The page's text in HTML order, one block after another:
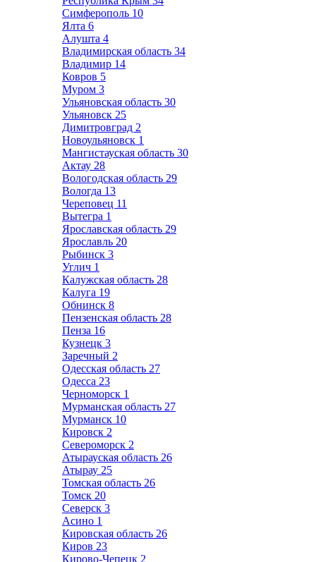
Симферополь 10
Ялта 6
Алушта 4
Владимирская область 34
Владимир 14
Ковров 5
Муром 3
Ульяновская область 30
Ульяновск 25
Димитровград 2
Новоульяновск 1
Мангистауская область 30
Актау 28
Вологодская область 29
Вологда 13
Череповец 11
Вытегра 1
Ярославская область 29
Ярославль 20
Рыбинск 3
Углич 1
Калужская область 28
Калуга 19
Обнинск 8
Пензенская область 28
Пенза 16
Кузнецк 3
Заречный 2
Одесская область 27
Одесса 23
Черноморск 1
Мурманская область 27
Мурманск 10
Кировск 2
Североморск 2
Атырауская область 26
Атырау 25
Томская область 26
Томск 20
Северск 3
Асино 1
Кировская область 26
Киров 23
Кирово-Чепецк 2